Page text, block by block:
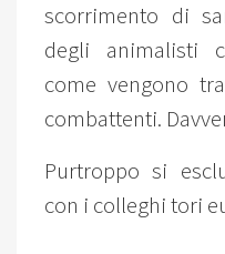
scorrimento di
degli animalisti
come vengono
combattenti.
Purtroppo si
con i colleghi tori